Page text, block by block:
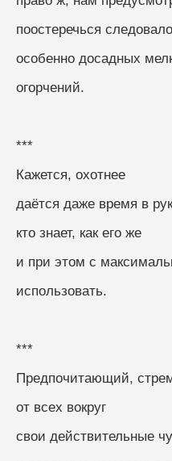
поостеречься
особенно досадных
огорчений.
***
Кажется, охотнее
даётся даже время в
кто знает, как его же
и при этом с
использовать.
***
Предпочитающий,
от всех вокруг
свои действительные